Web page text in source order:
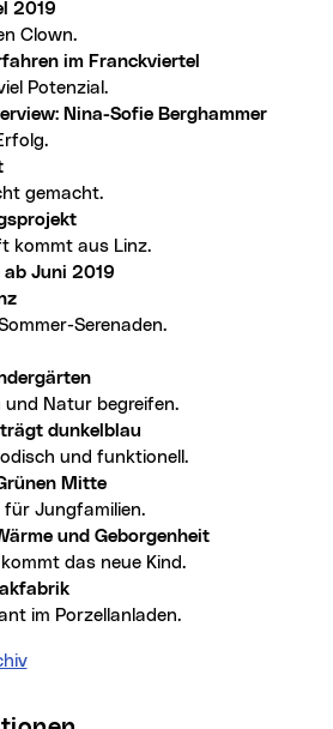
2019
Clown.
im Franckviertel
Potenzial.
Nina-Sofie Berghammer
gemacht.
kommt aus Linz.
Juni 2019
Serenaden.
und Natur begreifen.
dunkelblau
und funktionell.
Mitte
für Jungfamilien.
und Geborgenheit
das neue Kind.
im Porzellanladen.